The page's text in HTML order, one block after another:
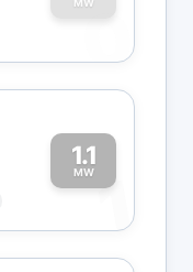
MW
0
1.1
MW1